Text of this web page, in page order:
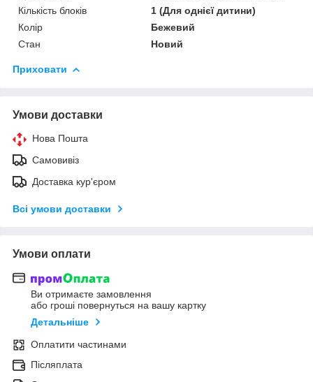
Кількість блоків
1 (Для однієї дитини)
Колір
Бежевий
Стан
Новий
Приховати
Умови доставки
Нова Пошта
Самовивіз
Доставка кур'єром
Всі умови доставки
Умови оплати
Ви отримаєте замовлення
або гроші повернуться на вашу картку
Детальніше
Оплатити частинами
Післяплата